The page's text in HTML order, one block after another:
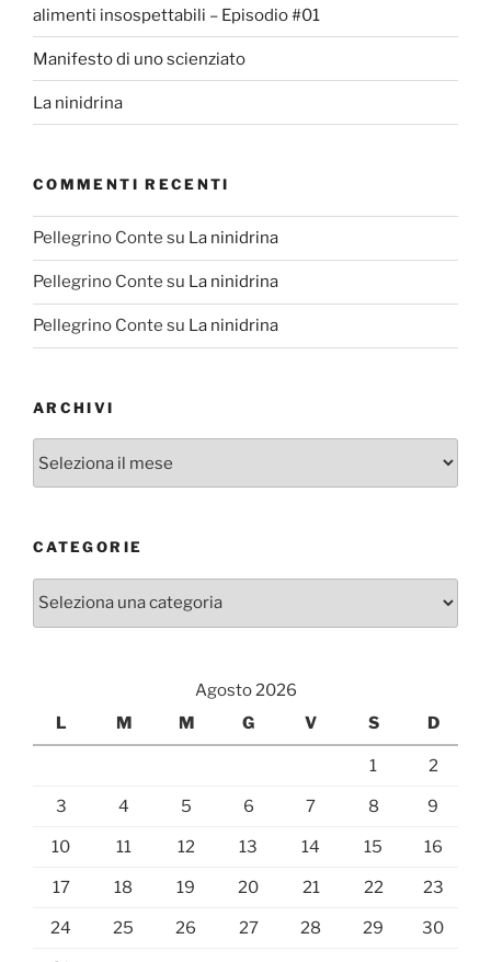
alimenti insospettabili – Episodio #01
Manifesto di uno scienziato
La ninidrina
COMMENTI RECENTI
Pellegrino Conte su La ninidrina
Pellegrino Conte su La ninidrina
Pellegrino Conte su La ninidrina
ARCHIVI
CATEGORIE
Categorie
Agosto 2026
L
M M G V S D
1 2
3 4 5 6 7 8 9
10 11 12 13 14 15 16
17 18 19 20 21 22 23
24 25 26 27 28 29 30